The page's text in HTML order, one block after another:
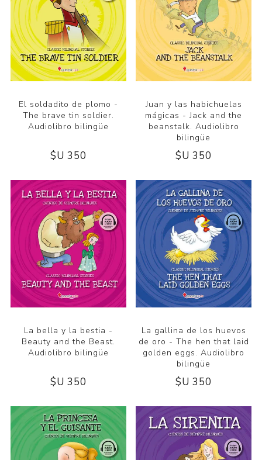
El soldadito de plomo -
The brave tin soldier.
Audiolibro bilingüe
$U 350
Juan y las habichuelas
mágicas - Jack and the
beanstalk. Audiolibro
bilingüe
$U 350
La bella y la bestia -
Beauty and the Beast.
Audiolibro bilingüe
$U 350
La gallina de los huevos
de oro - The hen that laid
golden eggs. Audiolibro
bilingüe
$U 350